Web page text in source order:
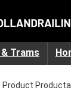
Trams
Product